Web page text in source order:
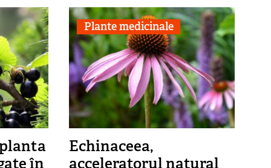
în
Plante medicinale
Echinaceea,
acceleratorul natural